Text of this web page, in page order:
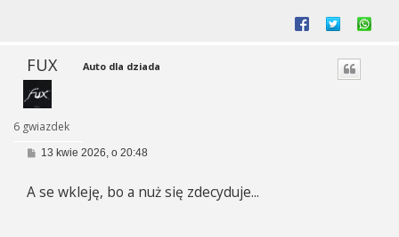
FUX
6 gwiazdek
Auto dla dziada
P
t
13 kwie 2026, o 20:48
A se wkleję, bo a nuż się zdecyduje...